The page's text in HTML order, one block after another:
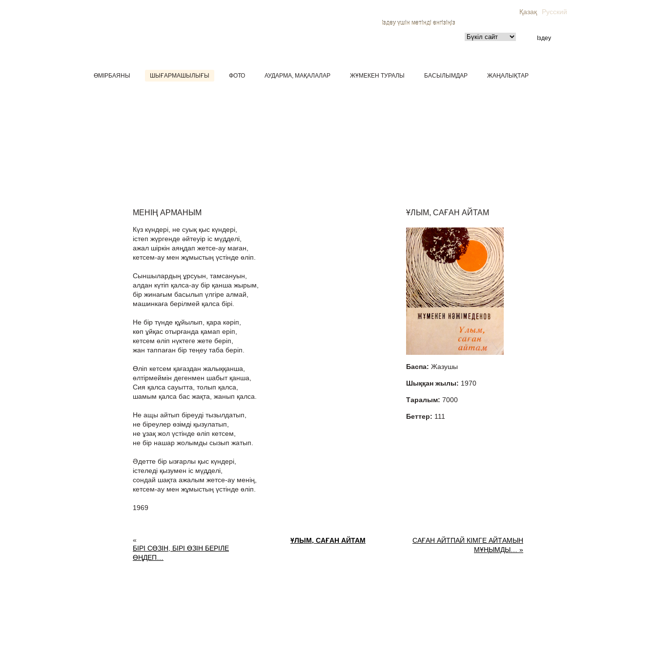
Қазақ Русский
Іздеу үшін мәтінді енгізіңіз
ӨМІРБАЯНЫ ШЫҒАРМАШЫЛЫҒЫ ФОТО АУДАРМА, МАҚАЛАЛАР ЖҰМЕКЕН ТУРАЛЫ БАСЫЛЫМДАР ЖАҢАЛЫҚТАР
МЕНІҢ АРМАНЫМ
Күз күндері, не суық қыс күндері,
істеп жүргенде әйтеуір іс мүдделі,
ажал шіркін аяңдап жетсе-ау маған,
кетсем-ау мен жұмыстың үстінде өліп.
Сыншылардың ұрсуын, тамсануын,
алдан күтіп қалса-ау бір қанша жырым,
бір жинағым басылып үлгіре алмай,
машинкаға берілмей қалса бірі.
Не бір түнде құйылып, қара кәріп,
көп ұйқас отырғанда қамап еріп,
кетсем өліп нүктеге жете беріп,
жан таппаған бір теңеу таба беріп.
Өліп кетсем қағаздан жалыққанша,
өлтірмеймін дегенмен шабыт қанша,
Сия қалса сауытта, толып қалса,
шамым қалса бас жақта, жанып қалса.
Не ащы айтып біреуді тызылдатып,
не біреулер өзімді қызулатып,
не ұзақ жол үстінде өліп кетсем,
не бір нашар жолымды сызып жатып.
Әдетте бір ызғарлы қыс күндері,
істеледі қызумен іс мүдделі,
сондай шақта ажалым жетсе-ау менің,
кетсем-ау мен жұмыстың үстінде өліп.
1969
ҰЛЫМ, САҒАН АЙТАМ
Баспа: Жазушы
Шыққан жылы: 1970
Таралым: 7000
Беттер: 111
«
БІРІ СӨЗІН, БІРІ ӨЗІН БЕРІЛЕ
ӨҢДЕП…
ҰЛЫМ, САҒАН АЙТАМ
САҒАН АЙТПАЙ КІМГЕ АЙТАМЫН
МҰҢЫМДЫ… »